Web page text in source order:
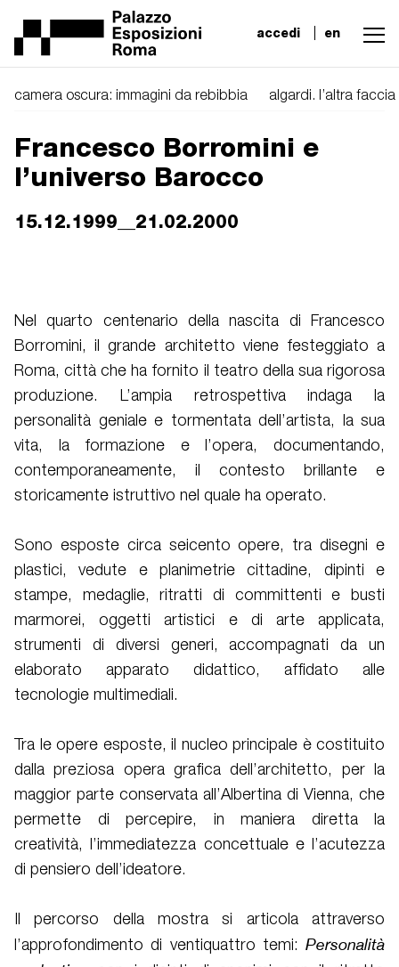
accedi en
camera oscura: immagini da rebibbia algardi. l’altra
Francesco Borromini e
l’universo Barocco
15.12.1999__21.02.2000
Nel quarto centenario della nascita di Francesco
Borromini, il grande architetto viene festeggiato a
Roma, città che ha fornito il teatro della sua rigorosa
produzione. L’ampia retrospettiva indaga la
personalità geniale e tormentata dell’artista, la sua
vita, la formazione e l’opera, documentando,
contemporaneamente, il contesto brillante e
storicamente istruttivo nel quale ha operato.
Sono esposte circa seicento opere, tra disegni e
plastici, vedute e planimetrie cittadine, dipinti e
stampe, medaglie, ritratti di committenti e busti
marmorei, oggetti artistici e di arte applicata,
strumenti di diversi generi, accompagnati da un
elaborato apparato didattico, affidato alle
tecnologie multimediali.
Tra le opere esposte, il nucleo principale è costituito
dalla preziosa opera grafica dell’architetto, per la
maggior parte conservata all’Albertina di Vienna, che
permette di percepire, in maniera diretta la
creatività, l’immediatezza concettuale e l’acutezza
di pensiero dell’ideatore.
Il percorso della mostra si articola attraverso
l’approfondimento di ventiquattro temi: Personalità